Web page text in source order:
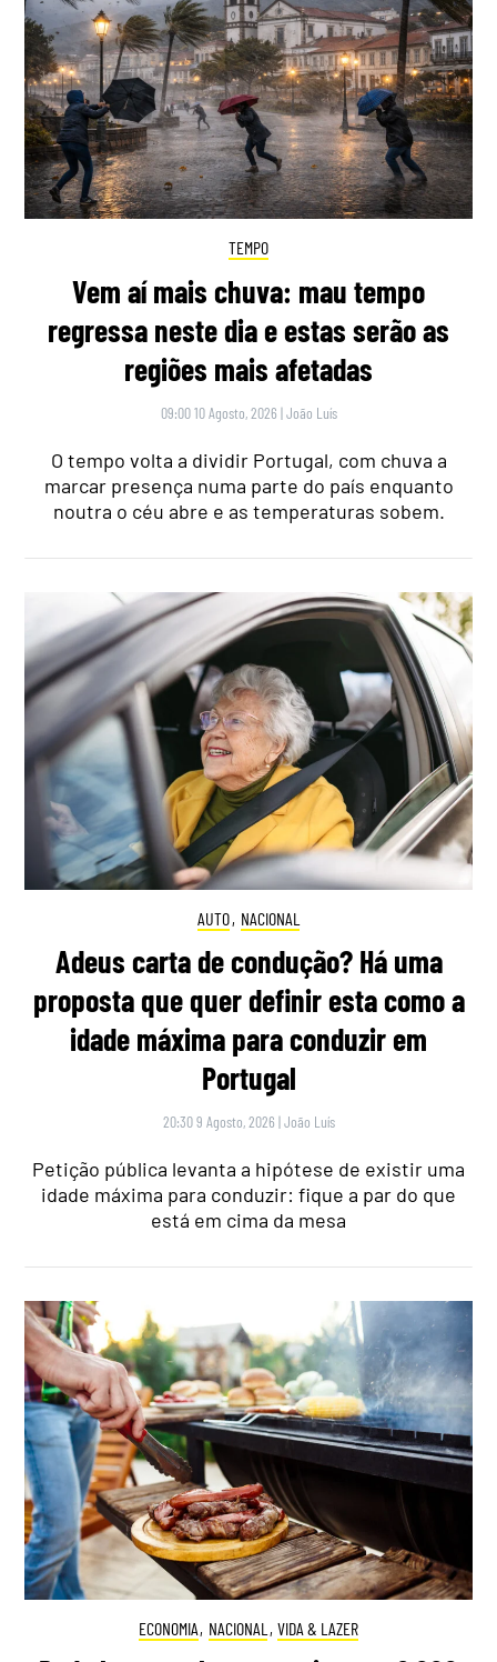
TEMPO
Vem aí mais chuva: mau tempo
regressa neste dia e estas serão as
regiões mais afetadas
09:00 10 Agosto, 2026 |João Luís
O tempo volta a dividir Portugal, com chuva a
marcar presença numa parte do país enquanto
noutra o céu abre e as temperaturas sobem.
AUTO, NACIONAL
Adeus carta de condução? Há uma
proposta que quer definir esta como a
idade máxima para conduzir em
Portugal
20:30 9 Agosto, 2026 |João Luís
Petição pública levanta a hipótese de existir uma
idade máxima para conduzir: fique a par do que
está em cima da mesa
ECONOMIA, NACIONAL , VIDA & LAZER